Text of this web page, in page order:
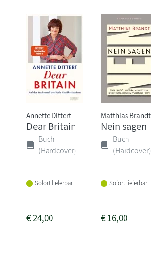
Annette Dittert
Dear Britain
Buch
(Hardcover)
Sofort lieferbar
€24,00
Matthias Brandt
Nein sagen
Buch
(Hardcover)
Sofort lieferbar
€16,00